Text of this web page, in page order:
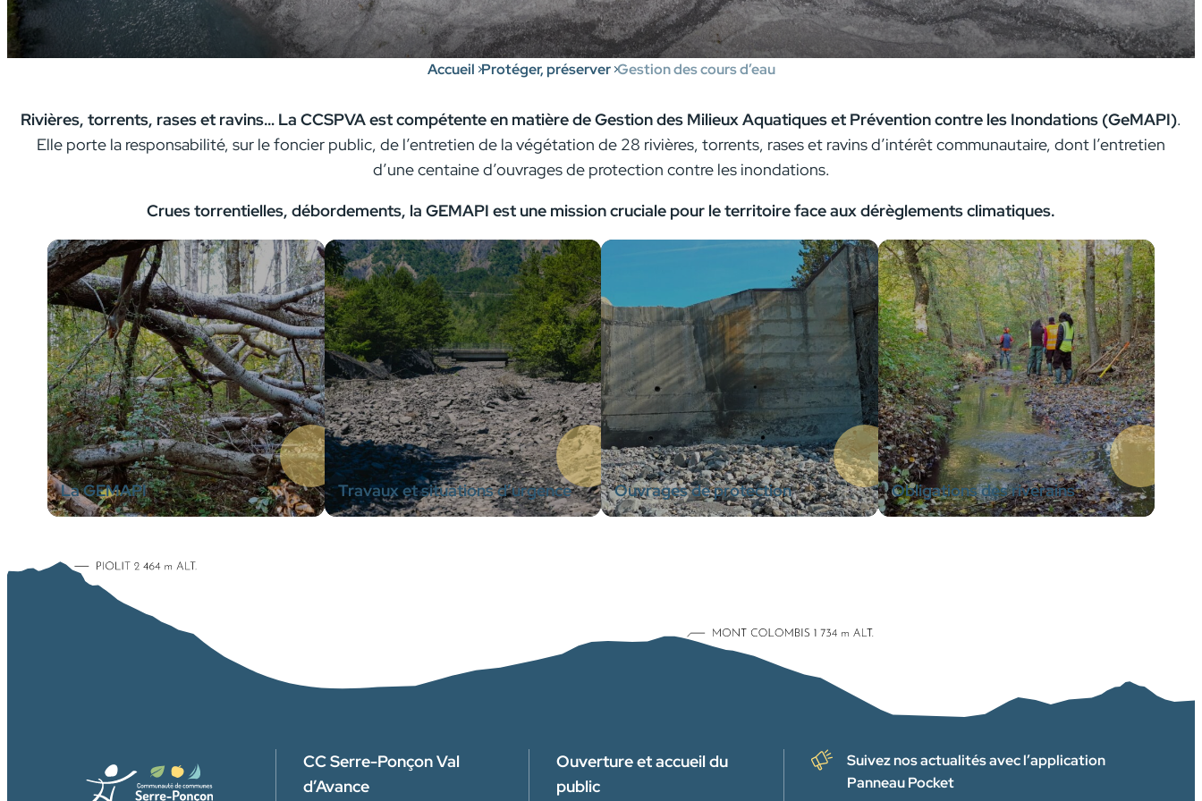
Accueil Protéger, préserver Gestion des cours d’eau
Rivières, torrents, rases et ravins… La CCSPVAest compétente en matière de Gestion des Milieux Aquatiques et Prévention contre les Inondations (GeMAPI).
Elle porte la responsabilité, sur le foncier public, de l’entretien de la végétation de 28 rivières, torrents, rases et ravins d’intérêt communautaire, dont l’entretien
d’une centaine d’ouvrages de protection contre les inondations.
Crues torrentielles, débordements, la GEMAPI est une mission cruciale pour le territoire face aux dérèglements climatiques.
La GEMAPI Travaux et situations d’urgence Ouvrages de protection Obligations des riverains
CC Serre-Ponçon Val
d’Avance
Ouverture et accueil du
public
Suivez nos actualités avec l’application
Panneau Pocket